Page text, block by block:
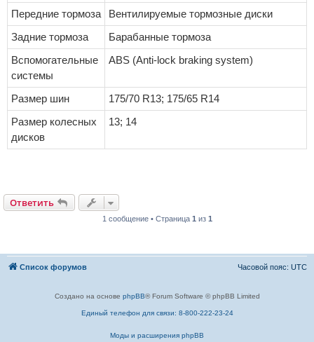
Передние тормоза
Вентилируемые тормозные диски
Задние тормоза
Барабанные тормоза
Вспомогательные
системы
ABS (Anti-lock braking system)
Размер шин
175/70 R13; 175/65 R14
Размер колесных
дисков
13; 14
Ответить
1 сообщение • Страница 1 из 1
Список форумов Часовой пояс: UTC
Создано на основе phpBB® Forum Software © phpBB Limited
Единый телефон для связи: 8-800-222-23-24
Моды и расширения phpBB